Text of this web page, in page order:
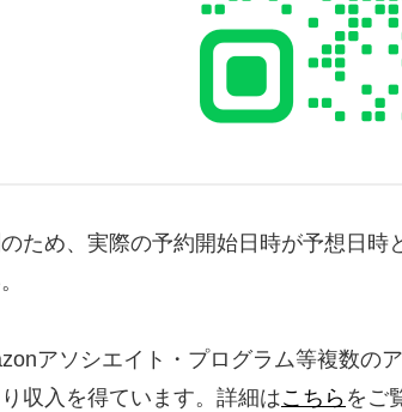
ため、実際の予約開始日時が予想日時
アソシエイト・プログラム等複数の
収入を得ています。詳細はこちら をご